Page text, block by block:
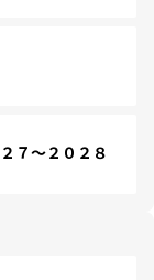
～２０２８